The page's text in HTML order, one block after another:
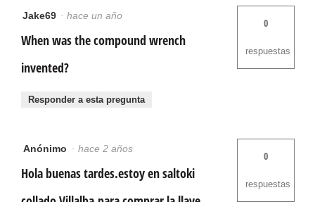
Jake69 · hace un año
When was the compound wrench
invented?
0
respuestas
Responder a esta pregunta
Anónimo · hace 2 años
Hola buenas tardes.estoy en saltoki
0
respuestas